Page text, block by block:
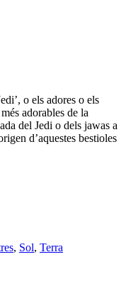
o els adores o els
adorables de la
del Jedi o dels jawas a
d’aquestes bestioles
, Sol, Terra